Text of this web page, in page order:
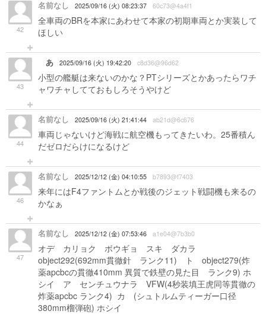
42
名前なし 2025/09/16 (火) 08:23:37 60c73@4a4f1
全車両のBRを本家にあわせて本家の初期車両とか実装して
ほしい
43
あ 2025/09/16 (火) 19:42:20 c8d36@96d62
小型の艦艇は来ないのかな？PTシリーズとかあったらワチ
ャワチャしてておもしろそうやけど
44
名前なし 2025/09/16 (火) 21:41:44 ab21d@6c676
車両じゃないけど海戦に航空機もってきたいわ。25番積ん
だゼロだらけになるけど
46
名前なし 2025/12/12 (金) 04:10:55 b7893@f7403
来年にはF4ファントムとか戦後のジェット戦闘機も来るの
かなぁ
47
名前なし 2025/12/12 (金) 07:53:46 a1e04@7b3b0
オデ カリョク ボウギョ スキ ダカラ
object292(692mm貫徹針 ランク11) ト object279(炸
薬apcbcの貫徹410mm 異質で鉄壁の見た目 ランク9) ホ
シイ ア センチュウナラ VFW(4秒装填王虎同等貫徹の
炸薬apcbc ランク4) カ (シュトルムティーガー口径
380mm榴弾砲) ホシイ